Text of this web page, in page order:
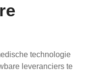
technologie
leveranciers te